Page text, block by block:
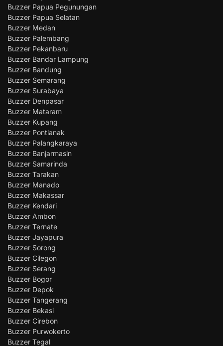
Buzzer Papua Pegunungan
Buzzer Papua Selatan
Buzzer Medan
Buzzer Palembang
Buzzer Pekanbaru
Buzzer Bandar Lampung
Buzzer Bandung
Buzzer Semarang
Buzzer Surabaya
Buzzer Denpasar
Buzzer Mataram
Buzzer Kupang
Buzzer Pontianak
Buzzer Palangkaraya
Buzzer Banjarmasin
Buzzer Samarinda
Buzzer Tarakan
Buzzer Manado
Buzzer Makassar
Buzzer Kendari
Buzzer Ambon
Buzzer Ternate
Buzzer Jayapura
Buzzer Sorong
Buzzer Cilegon
Buzzer Serang
Buzzer Bogor
Buzzer Depok
Buzzer Tangerang
Buzzer Bekasi
Buzzer Cirebon
Buzzer Purwokerto
Buzzer Tegal